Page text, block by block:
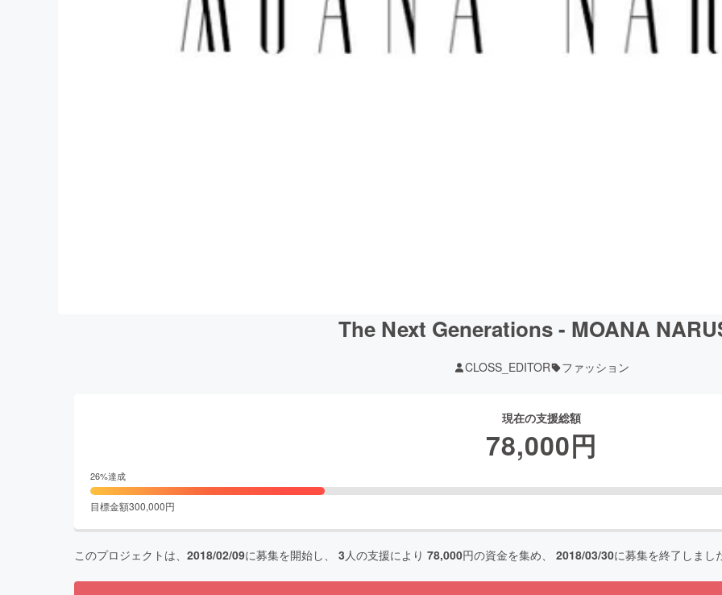
The Next Generations - MOANA
CLOSS_EDITOR ファッション
現在の支援総額
78,000円
26%達成
目標金額300,000円
このプロジェクトは、 2018/02/09に募集を開始し、 3人の支援により 78,000円の資金を集め、 2018/03/30に募集を終了しまし